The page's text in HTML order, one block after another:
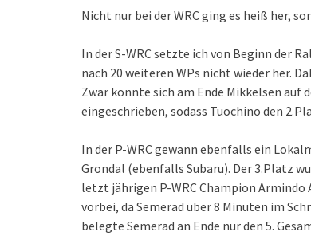
Nicht nur bei der WRC ging es heiß her,
In der S-WRC setzte ich von Beginn der
nach 20 weiteren WPs nicht wieder her.
Zwar konnte sich am Ende Mikkelsen
eingeschrieben, sodass Tuochino den
In der P-WRC gewann ebenfalls ein
Grondal (ebenfalls Subaru). Der 3.Platz
letzt jährigen P-WRC Champion
vorbei, da Semerad über 8 Minuten im
belegte Semerad an Ende nur den 5.